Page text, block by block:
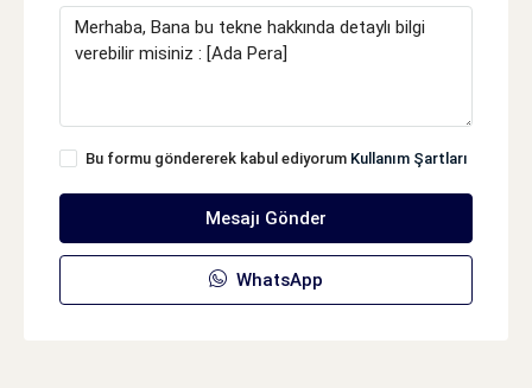
Bu formu göndererek kabul ediyorum Kullanım Şartları
Mesajı Gönder
WhatsApp